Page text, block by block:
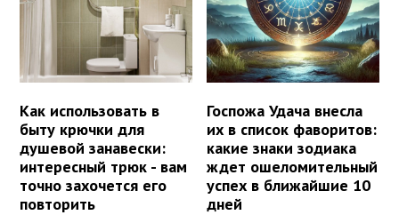
Как использовать в
быту крючки для
душевой занавески:
интересный трюк - вам
точно захочется его
повторить
Госпожа Удача внесла
их в список фаворитов:
какие знаки зодиака
ждет ошеломительный
успех в ближайшие 10
дней